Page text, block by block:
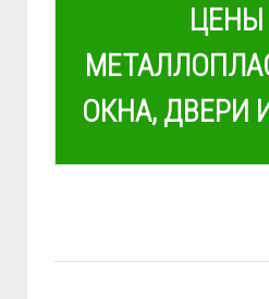
ЦЕНЫ
ОКНА, ДВЕРИ